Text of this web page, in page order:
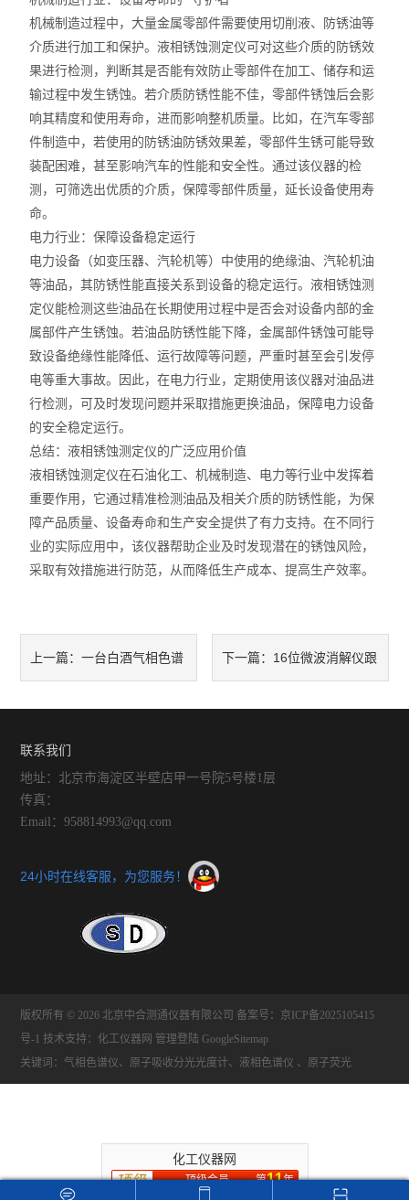
机械制造过程中，大量金属零部件需要使用切削液、防锈油等
介质进行加工和保护。液相锈蚀测定仪可对这些介质的防锈效
果进行检测，判断其是否能有效防止零部件在加工、储存和运
输过程中发生锈蚀。若介质防锈性能不佳，零部件锈蚀后会影
响其精度和使用寿命，进而影响整机质量。比如，在汽车零部
件制造中，若使用的防锈油防锈效果差，零部件生锈可能导致
装配困难，甚至影响汽车的性能和安全性。通过该仪器的检
测，可筛选出优质的介质，保障零部件质量，延长设备使用寿
命。
电力行业：保障设备稳定运行
电力设备（如变压器、汽轮机等）中使用的绝缘油、汽轮机油
等油品，其防锈性能直接关系到设备的稳定运行。液相锈蚀测
定仪能检测这些油品在长期使用过程中是否会对设备内部的金
属部件产生锈蚀。若油品防锈性能下降，金属部件锈蚀可能导
致设备绝缘性能降低、运行故障等问题，严重时甚至会引发停
电等重大事故。因此，在电力行业，定期使用该仪器对油品进
行检测，可及时发现问题并采取措施更换油品，保障电力设备
的安全稳定运行。
总结：液相锈蚀测定仪的广泛应用价值
液相锈蚀测定仪在石油化工、机械制造、电力等行业中发挥着
重要作用，它通过精准检测油品及相关介质的防锈性能，为保
障产品质量、设备寿命和生产安全提供了有力支持。在不同行
业的实际应用中，该仪器帮助企业及时发现潜在的锈蚀风险，
采取有效措施进行防范，从而降低生产成本、提高生产效率。
上一篇：一台白酒气相色谱 下一篇： 16位微波消解仪跟
联系我们
地址：北京市海淀区半壁店甲一号院5号楼1层
传真：
Email：958814993@qq.com
24小时在线客服，为您服务！
版权所有 © 2026 北京中合测通仪器有限公司 备案号：京ICP备2025105415
号-1 技术支持： 化工仪器网 管理登陆 GoogleSitemap
关键词：气相色谱仪、原子吸收分光光度计、液相色谱仪 、原子荧光
化工仪器网
顶级会员 第11年